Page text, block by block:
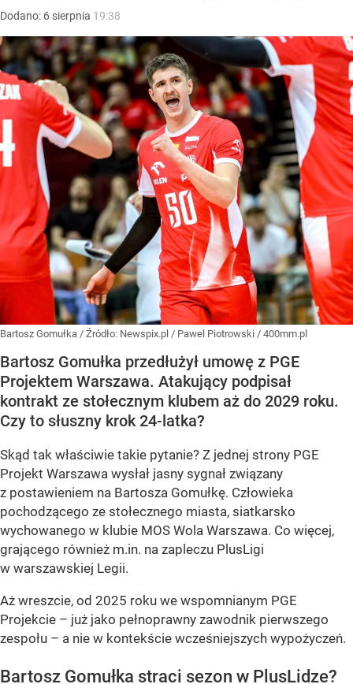
Dodano: 6 sierpnia 19:38
Bartosz Gomułka / Źródło: Newspix.pl / Pawel Piotrowski / 400mm.pl
Bartosz Gomułka przedłużył umowę z PGE
Projektem Warszawa. Atakujący podpisał
kontrakt ze stołecznym klubem aż do 2029 roku.
Czy to słuszny krok 24-latka?
Skąd tak właściwie takie pytanie? Z jednej strony PGE
Projekt Warszawa wysłał jasny sygnał związany
z postawieniem na Bartosza Gomułkę. Człowieka
pochodzącego ze stołecznego miasta, siatkarsko
wychowanego w klubie MOS Wola Warszawa. Co więcej,
grającego również m.in. na zapleczu PlusLigi
w warszawskiej Legii.
Aż wreszcie, od 2025 roku we wspomnianym PGE
Projekcie – już jako pełnoprawny zawodnik pierwszego
zespołu – a nie w kontekście wcześniejszych wypożyczeń.
Bartosz Gomułka straci sezon w PlusLidze?